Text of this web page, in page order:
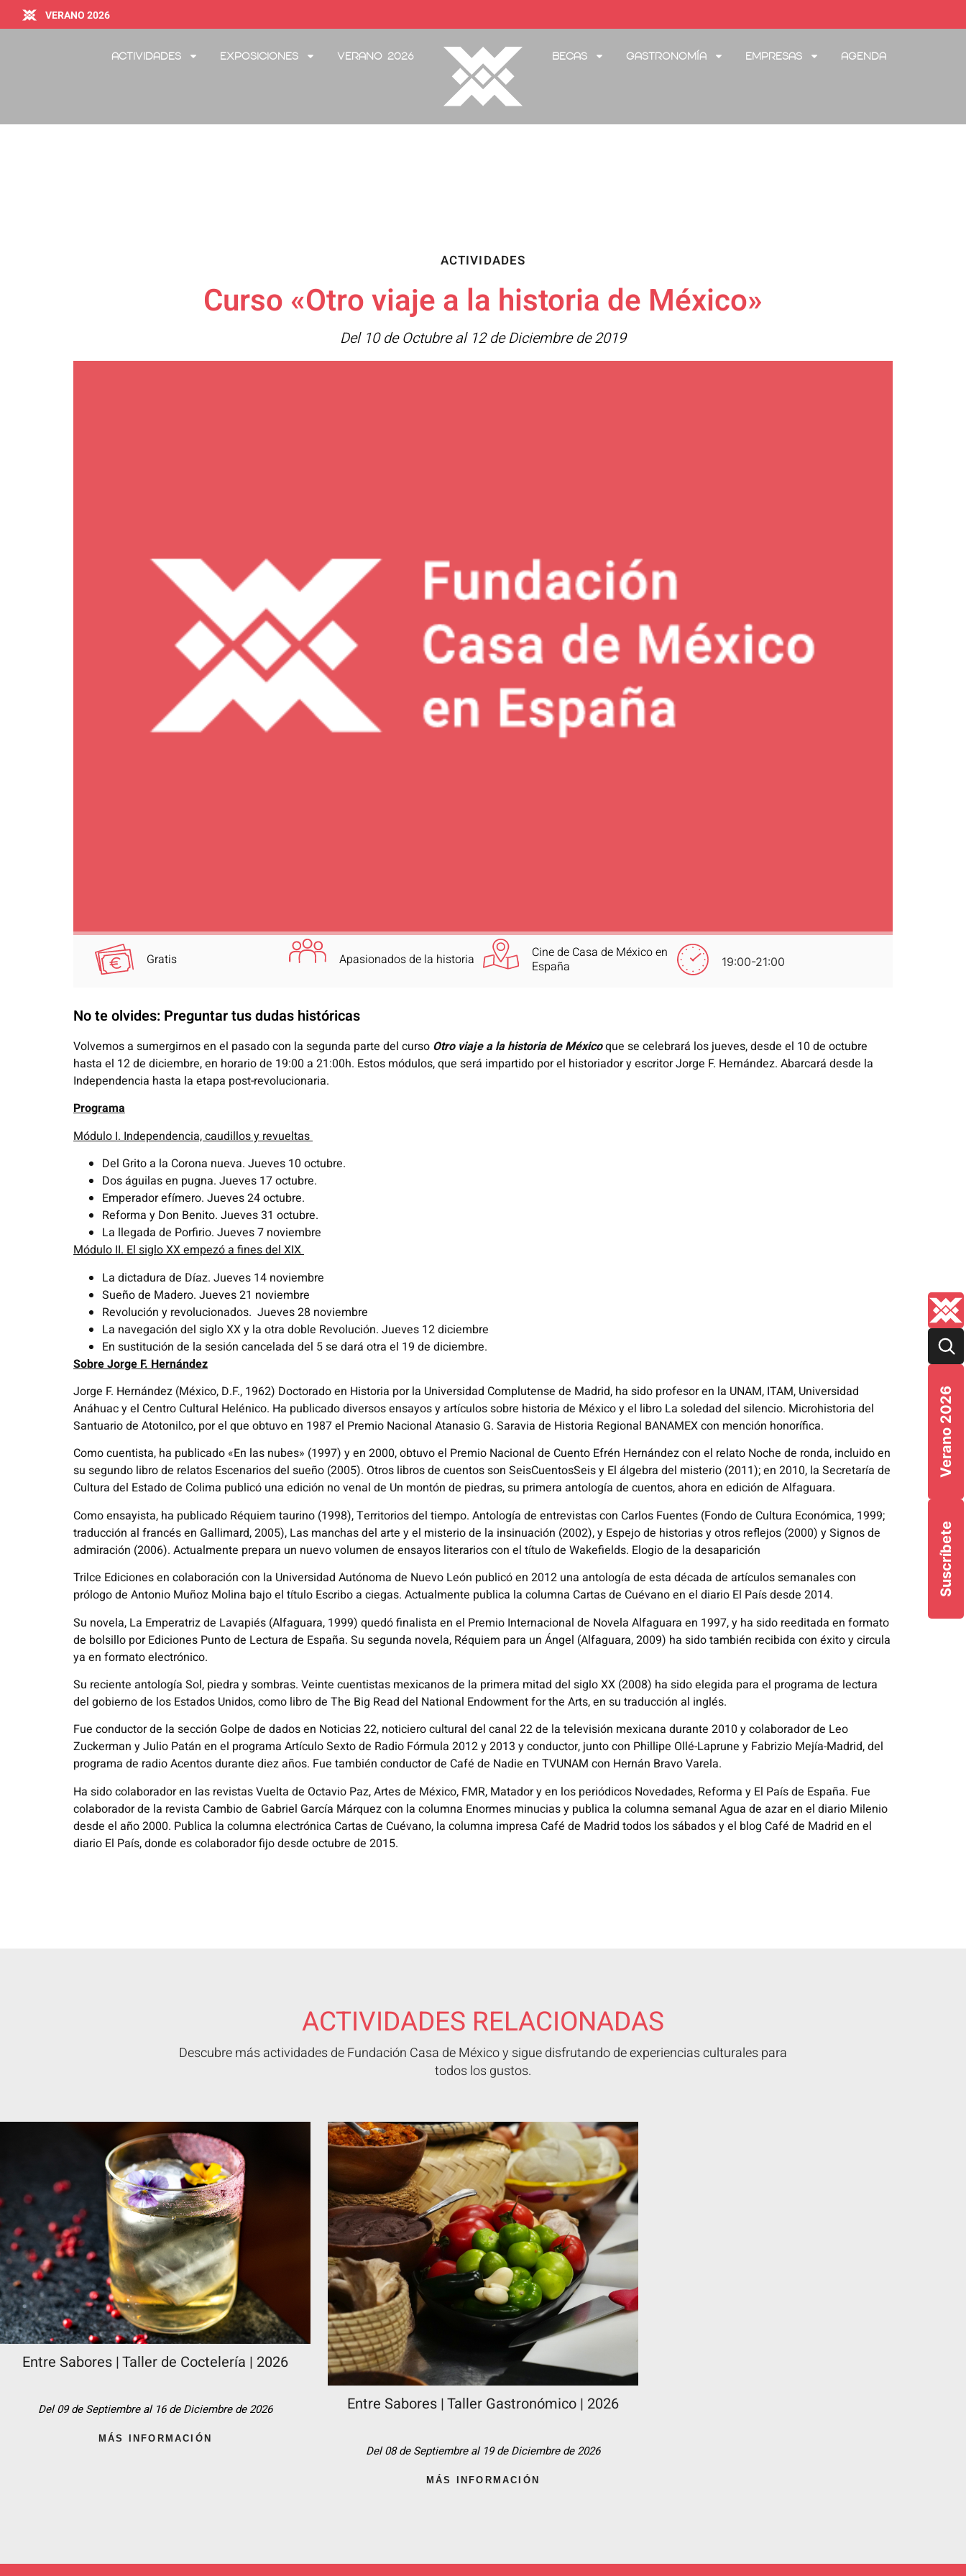
Suscríbete
Verano 2026
VERANO 2026
Actividades Exposiciones Verano 2026 Becas Gastronomía Empresas Agenda
ACTIVIDADES
Curso «Otro viaje a la historia de México»
Del 10 de Octubre al 12 de Diciembre de 2019
Gratis Apasionados de la historia
Cine de Casa de México en
España
19:00-21:00
No te olvides: Preguntar tus dudas históricas
Volvemos a sumergirnos en el pasado con la segunda parte del curso Otro viaje a la historia de Méxicoque se celebrará los jueves, desde el 10 de octubre
hasta el 12 de diciembre, en horario de 19:00 a 21:00h. Estos módulos, que será impartido por el historiador y escritor Jorge F. Hernández. Abarcará desde la
Independencia hasta la etapa post-revolucionaria.
Programa
Módulo I. Independencia, caudillos y revueltas
Del Grito a la Corona nueva. Jueves 10 octubre.
Dos águilas en pugna. Jueves 17 octubre.
Emperador efímero. Jueves24 octubre.
Reforma y Don Benito. Jueves31 octubre.
La llegada de Porfirio. Jueves7 noviembre
MóduloII. El siglo XX empezó a fines del XIX
La dictadura de Díaz. Jueves 14 noviembre
Sueño de Madero. Jueves21 noviembre
Revolución y revolucionados. Jueves28 noviembre
La navegación del siglo XX y la otra doble Revolución. Jueves 12 diciembre
En sustitución de la sesión cancelada del 5 se dará otra el 19 de diciembre.
Sobre Jorge F. Hernández
Jorge F. Hernández (México, D.F., 1962) Doctorado en Historia por la Universidad Complutense de Madrid, ha sido profesor en la UNAM, ITAM, Universidad
Anáhuac y el Centro Cultural Helénico. Ha publicado diversos ensayos y artículos sobre historia de México y el libro La soledad del silencio. Microhistoria del
Santuario de Atotonilco, por el que obtuvo en 1987 el Premio Nacional Atanasio G. Saravia de Historia Regional BANAMEX con mención honorífica.
Como cuentista, ha publicado «En las nubes» (1997) y en 2000, obtuvo el Premio Nacional de Cuento Efrén Hernández con el relato Noche de ronda, incluido en
su segundo libro de relatos Escenarios del sueño (2005). Otros libros de cuentos son SeisCuentosSeis y El álgebra del misterio (2011); en 2010, la Secretaría de
Cultura del Estado de Colima publicó una edición no venal de Un montón de piedras, su primera antología de cuentos, ahora en edición de Alfaguara.
Como ensayista, ha publicado Réquiem taurino (1998), Territorios del tiempo. Antología de entrevistas con Carlos Fuentes (Fondo de Cultura Económica, 1999;
traducción al francés en Gallimard, 2005), Las manchas del arte y el misterio de la insinuación (2002), y Espejo de historias y otros reflejos (2000) y Signos de
admiración (2006). Actualmente prepara un nuevo volumen de ensayos literarios con el título de Wakefields. Elogio de la desaparición
Trilce Ediciones en colaboración con la Universidad Autónoma de Nuevo León publicó en 2012 una antología de esta década de artículos semanales con
prólogo de Antonio Muñoz Molina bajo el título Escribo a ciegas. Actualmente publica la columna Cartas de Cuévano en el diario El País desde 2014.
Su novela, La Emperatriz de Lavapiés (Alfaguara, 1999) quedó finalista en el Premio Internacional de Novela Alfaguara en 1997, y ha sido reeditada en formato
de bolsillo por Ediciones Punto de Lectura de España. Su segunda novela, Réquiem para un Ángel (Alfaguara, 2009) ha sido también recibida con éxito y circula
ya en formato electrónico.
Su reciente antología Sol, piedra y sombras. Veinte cuentistas mexicanos de la primera mitad del siglo XX (2008) ha sido elegida para el programa de lectura
del gobierno de los Estados Unidos, como libro de The Big Read del National Endowment for the Arts, en su traducción al inglés.
Fue conductor de la sección Golpe de dados en Noticias 22, noticiero cultural del canal 22 de la televisión mexicana durante 2010 y colaborador de Leo
Zuckerman y Julio Patán en el programa Artículo Sexto de Radio Fórmula 2012 y 2013 y conductor, junto con Phillipe Ollé-Laprune y Fabrizio Mejía-Madrid, del
programa de radio Acentos durante diez años. Fue también conductor de Café de Nadie en TVUNAM con Hernán Bravo Varela.
Ha sido colaborador en las revistas Vuelta de Octavio Paz, Artes de México, FMR, Matador y en los periódicos Novedades, Reforma y El País de España. Fue
colaborador de la revista Cambio de Gabriel García Márquez con la columna Enormes minucias y publica la columna semanal Agua de azar en el diario Milenio
desde el año 2000. Publica la columna electrónica Cartas de Cuévano, la columna impresa Café de Madrid todos los sábados y el blog Café de Madrid en el
diario El País, donde es colaborador fijo desde octubre de 2015.
ACTIVIDADES RELACIONADAS
Descubre más actividades de Fundación Casa de México y sigue disfrutando de experiencias culturales para
todos los gustos.
Entre Sabores | Taller de Coctelería | 2026
Del 09 de Septiembre al 16 de Diciembre de 2026
MÁS INFORMACIÓN
Entre Sabores | Taller Gastronómico | 2026
Del 08 de Septiembre al 19 de Diciembre de 2026
MÁS INFORMACIÓN